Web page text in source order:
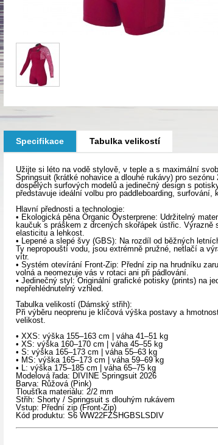
Specifikace Tabulka velikostí
Užijte si léto na vodě stylově, v teple a s maximální
Springsuit (krátké nohavice a dlouhé rukávy) pro
dospělých surfových modelů a jedinečný design s
představuje ideální volbu pro paddleboarding,
Hlavní přednosti a technologie:
• Ekologická pěna Örganic Oysterprene: Udržitelný
kaučuk s práškem z drcených skořápek ústřic.
elasticitu a lehkost.
• Lepené a slepé švy (GBS): Na rozdíl od běžných
Ty nepropouští vodu, jsou extrémně pružné, netlačí a
vítr.
• Systém otevírání Front-Zip: Přední zip na hrudníku
volná a neomezuje vás v rotaci ani při pádlování.
• Jedinečný styl: Originální grafické potisky (prints) na
nepřehlédnutelný vzhled.
Tabulka velikostí (Dámský střih):
Při výběru neoprenu je klíčová výška postavy a
velikost.
• XXS: výška 155–163 cm | váha 41–51 kg
• XS: výška 160–170 cm | váha 45–55 kg
• S: výška 165–173 cm | váha 55–63 kg
• MS: výška 165–173 cm | váha 59–69 kg
• L: výška 175–185 cm | váha 65–75 kg
Modelová řada: DIVINE Springsuit 2026
Barva: Růžová (Pink)
Tloušťka materiálu: 2/2 mm
Střih: Shorty / Springsuit s dlouhým rukávem
Vstup: Přední zip (Front-Zip)
Kód produktu: S6 WW22FZSHGBSLSDIV